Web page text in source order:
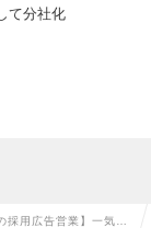
て分社化
用広告営業】一気通